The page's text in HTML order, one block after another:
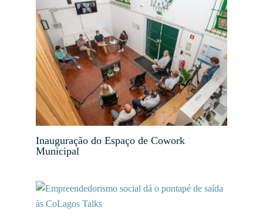
Inauguração do Espaço de Cowork
Municipal